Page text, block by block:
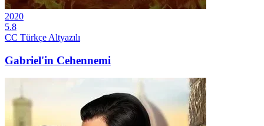
2020
5.8
CC Türkçe Altyazılı
Gabriel'in Cehennemi